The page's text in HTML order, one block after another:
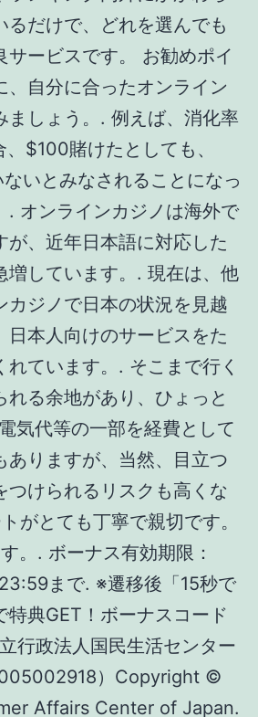
しています。. 現在は、他
カジノで日本の状況を見越
日本人向けのサービスをた
れています。. そこまで行く
る余地があり、ひょっと
気代等の一部を経費として
ありますが、当然、目立つ
つけられるリスクも高くな
がとても丁寧で親切です。
。. ボーナス有効期限：
まで. ※遷移後「15秒で
特典GET！ボーナスコード
行政法人国民生活センター
）Copyright ©
Affairs Center of Japan.
プレイヤーへの期間限定ボ
ラインカジノによって内容
.
Casinoから即
方法
ノの入金ボーナスを有効